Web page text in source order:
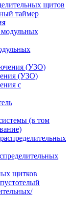
щитов
таймер
(УЗО)
с
(в том
щитков